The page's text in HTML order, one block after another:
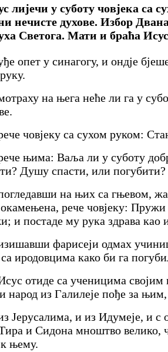
лијечи у суботу човјека са
нечисте духове. Избор
Светога. Мати и браћа
опет у синагогу, и ондје
на њега неће ли га у
човјеку са сухом руком:
њима: Ваља ли у суботу
Душу спасти, или
на њих са гњевом,
рече човјеку:
и постаде му рука здрава као
фарисеји одмах
иродовцима како би га
отиде са ученицима
народ из Галилеје пође за њим,
Јерусалима, и из Идумеје, и с
и Сидона мноштво велико,
њему.